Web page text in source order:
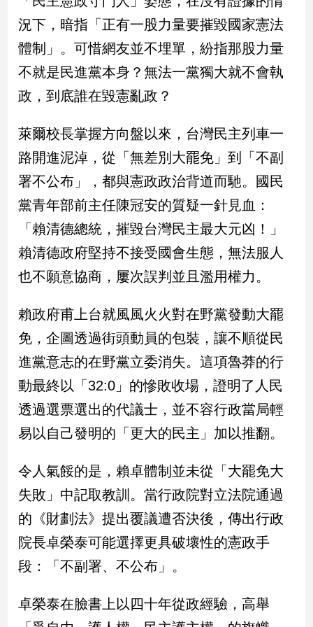
調
國
會
焦
點
觀
點
兩
岸/
國
社
會/
地
新
冠
毒
專
區
台
灣
觀
點
南
台
觀
點
況下，暗指「正有一股力量要摧毀國家憲法
體制」。可惜網友並不埋單，紛指那股力量
不就是民進黨本身？無法一黨獨大就不會執
政，到底誰在毀憲亂政？
萊爾校長掌握方向盤以來，台灣民主列車一
路開進泥淖，從「無差別大罷免」到「不副
署不公布」，都與憲政政治背道而馳。國民
黨青年部前主任陳冠安的質疑一針見血：
「賴清德總統，摧毀台灣民主最大元凶！」
賴清德政府堅持不接受國會生態，無法服人
也不願意協商，屢次誤判並且濫用權力。
賴政府甫上台就風風火火對在野黨發動大罷
免，企圖透過街頭動員的包裝，讓不順從民
進黨意志的在野黨立委消失。這項魯莽的行
動最終以「32:0」的慘敗收場，證明了人民
透過選票選出的代議士，並不容行政當局輕
易以自己發明的「更大的民主」加以推翻。
令人氣餒的是，賴卓體制並未從「大罷免大
失敗」中記取教訓。當行政院對立法院通過
的《財劃法》提出覆議遭否決後，傳出行政
院長卓榮泰可能選擇更具破壞性的憲政手
段：「不副署、不公布」。
卓榮泰在臉書上以四十年從政經驗，高舉